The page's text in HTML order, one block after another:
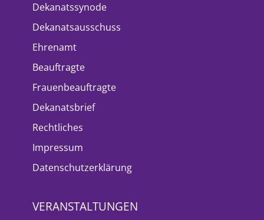
Dekanatssynode
Dekanatsausschuss
Ehrenamt
Beauftragte
Frauenbeauftragte
Dekanatsbrief
Rechtliches
Impressum
Datenschutzerklärung
VERANSTALTUNGEN